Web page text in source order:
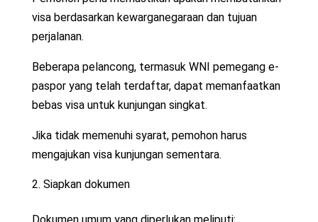
visa berdasarkan kewarganegaraan dan tujuan
perjalanan.
Beberapa pelancong, termasuk WNI pemegang e-
paspor yang telah terdaftar, dapat memanfaatkan
bebas visa untuk kunjungan singkat.
Jika tidak memenuhi syarat, pemohon harus
mengajukan visa kunjungan sementara.
Siapkan dokumen